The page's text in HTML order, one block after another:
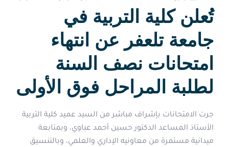
تُعلن كلية التربية في
جامعة تلعفر عن انتهاء
امتحانات نصف السنة
لطلبة المراحل فوق الأولى
جرت الامتحانات بإشراف مباشر من السيد عميد كلية التربية
الأستاذ المساعد الدكتور حسين أحمد عباوي، وبمتابعة
ميدانية مستمرة من معاونيه الإداري والعلمي، وبالتنسيق